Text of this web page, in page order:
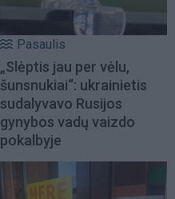
Pasaulis
„Slėptis jau per vėlu,
šunsnukiai“: ukrainietis
sudalyvavo Rusijos
gynybos vadų vaizdo
pokalbyje